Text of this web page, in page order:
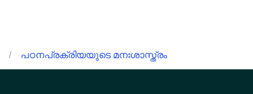
/ പഠനപ്രക്രിയയുടെ മനഃശാസ്ത്രം